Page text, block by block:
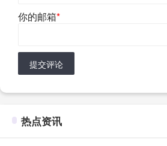
你的邮箱*
提交评论
热点资讯